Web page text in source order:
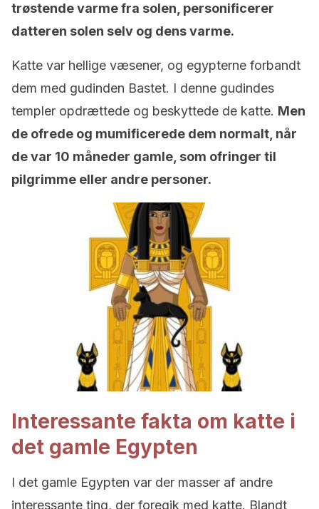
trøstende varme fra solen, personificerer
datteren solen selv og dens varme.
Katte var hellige væsener, og egypterne forbandt
dem med gudinden Bastet. I denne gudindes
templer opdrættede og beskyttede de katte. Men
de ofrede og mumificerede dem normalt, når
de var 10 måneder gamle, som ofringer til
pilgrimme eller andre personer.
Interessante fakta om katte i
det gamle Egypten
I det gamle Egypten var der masser af andre
interessante ting, der foregik med katte. Blandt